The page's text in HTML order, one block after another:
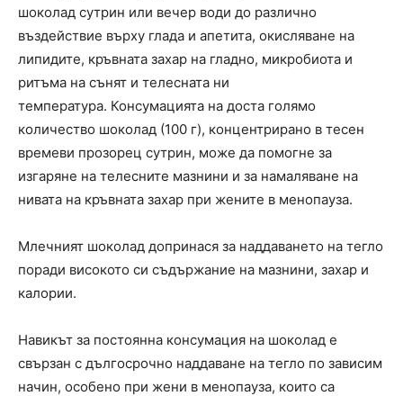
шоколад сутрин или вечер води до различно
въздействие върху глада и апетита, окисляване на
липидите, кръвната захар на гладно, микробиота и
ритъма на сънят и телесната ни
температура. Консумацията на доста голямо
количество шоколад (100 г), концентрирано в тесен
времеви прозорец сутрин, може да помогне за
изгаряне на телесните мазнини и за намаляване на
нивата на кръвната захар при жените в менопауза.
Млечният шоколад допринася за наддаването на тегло
поради високото си съдържание на мазнини, захар и
калории.
Навикът за постоянна консумация на шоколад е
свързан с дългосрочно наддаване на тегло по зависим
начин, особено при жени в менопауза, които са